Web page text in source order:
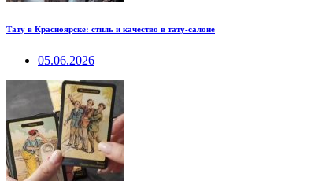
Тату в Красноярске: стиль и качество в тату-салоне
05.06.2026